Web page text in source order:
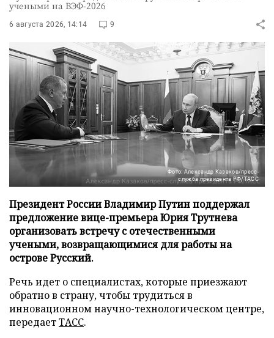
учеными на ВЭФ-2026
6 августа 2026, 14:14 9
Фото: Александр Казаков/пресс-
служба президента РФ/ТАСС
Президент России Владимир Путин поддержал
предложение вице-премьера Юрия Трутнева
организовать встречу с отечественными
учеными, возвращающимися для работы на
острове Русский.
Речь идет о специалистах, которые приезжают
обратно в страну, чтобы трудиться в
инновационном научно-технологическом центре,
передаетТАСС.